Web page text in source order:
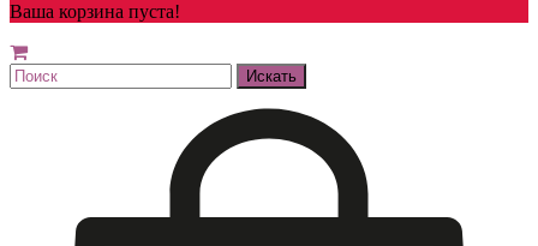
Ваша корзина пуста!